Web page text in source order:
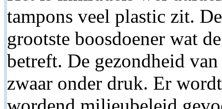
tampons veel plastic zit.
grootste boosdoener wat
betreft. De gezondheid
zwaar onder druk. Er